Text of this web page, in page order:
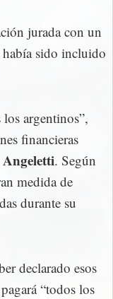
jurada con un
sido incluido
argentinos”,
financieras
. Según
medida de
durante su
declarado esos
“todos los